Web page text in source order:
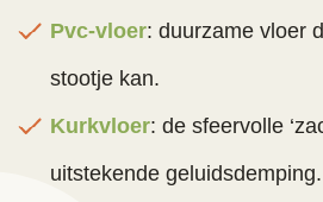
Pvc-vloer: duurzame vloer
stootje kan.
Kurkvloer: de sfeervolle
uitstekende geluidsdemping.